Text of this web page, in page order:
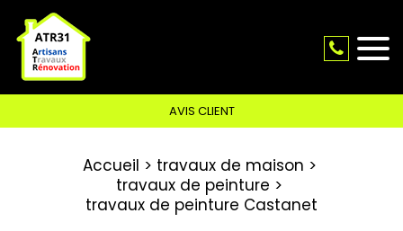
AVIS CLIENT
Accueil
travaux de maison
travaux de peinture
travaux de peinture Castanet